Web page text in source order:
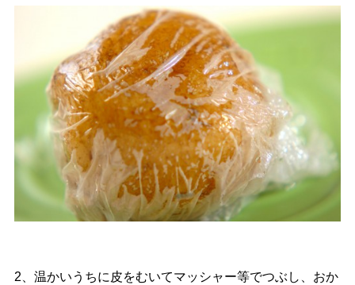
2、温かいうちに皮をむいてマッシャー等でつぶし、おか